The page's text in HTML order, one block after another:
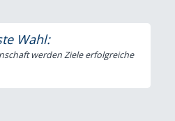
Wahl:
werden Ziele erfolgreiche